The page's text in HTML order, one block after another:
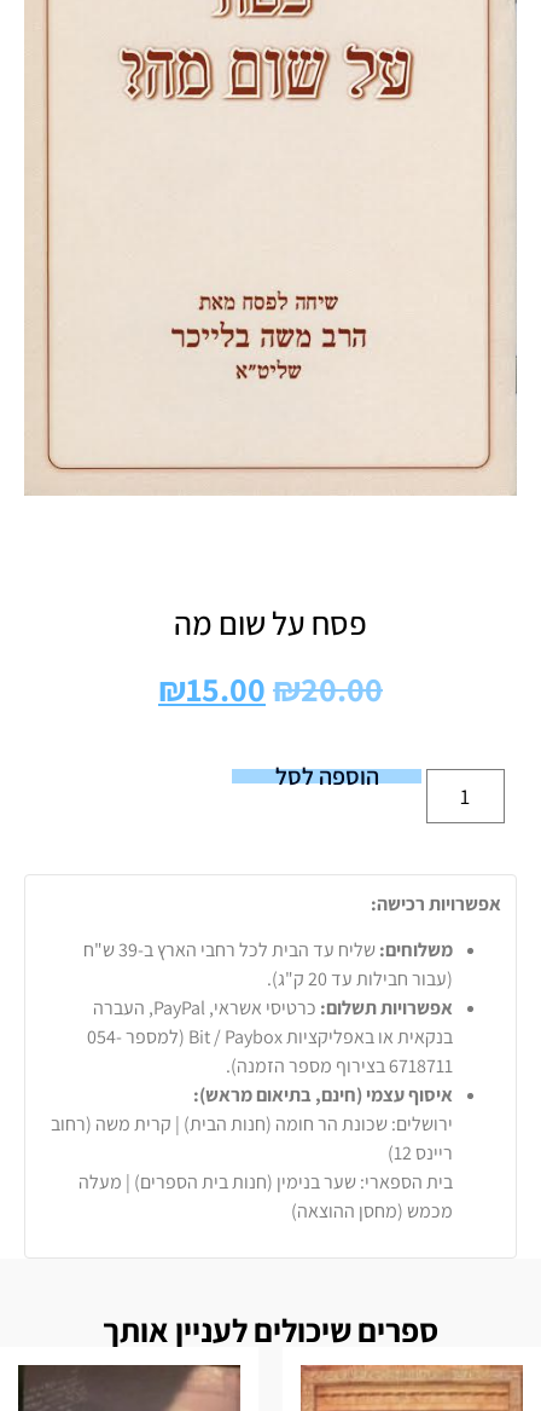
פסח על שום מה
₪20.00
₪15.00
הוספה לסל
אפשרויות רכישה:
משלוחים:
שליח עד הבית לכל רחבי הארץ ב-39 ש"ח
(עבור חבילות עד 20 ק"ג).
אפשרויות תשלום:
כרטיסי אשראי, PayPal, העברה
בנקאית או באפליקציות Bit / Paybox (למספר 054-
6718711 בצירוף מספר הזמנה).
איסוף עצמי (חינם, בתיאום מראש):
ירושלים: שכונת הר חומה (חנות הבית) | קרית משה (רחוב
ריינס 12)
בית הספארי: שער בנימין (חנות בית הספרים) | מעלה
מכמש (מחסן ההוצאה)
ספרים שיכולים לעניין אותך